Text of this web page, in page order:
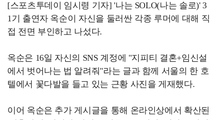
[스포츠투데이 임시령 기자] '나는 SOLO(나는 솔로)' 3
1기 출연자 옥순이 자신을 둘러싼 각종 루머에 대해 직
접 전면 부인하고 나섰다.
옥순은 16일 자신의 SNS 계정에 "지피티 결혼+임신설
에서 벗어나는 법 알려줘"라는 글과 함께 서울의 한 호
텔에서 꽃다발을 들고 있는 근황 사진을 게재했다.
이어 옥순은 추가 게시글을 통해 온라인상에서 확산된